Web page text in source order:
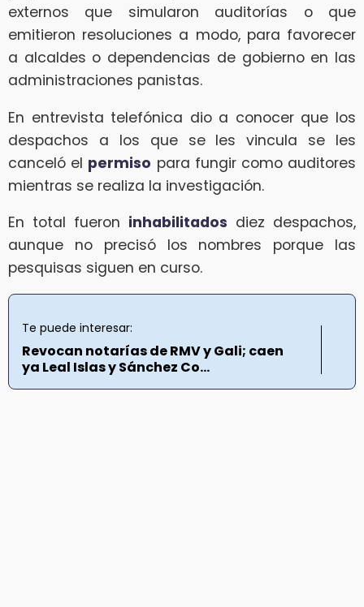
externos que simularon auditorías o que
emitieron resoluciones a modo, para favorecer
a alcaldes o dependencias de gobierno en las
administraciones panistas.
En entrevista telefónica dio a conocer que los
despachos a los que se les vincula se les
canceló el permiso para fungir como auditores
mientras se realiza la investigación.
En total fueron inhabilitados diez despachos,
aunque no precisó los nombres porque las
pesquisas siguen en curso.
Te puede interesar:
Revocan notarías de RMV y Gali; caen
ya Leal Islas y Sánchez Co...